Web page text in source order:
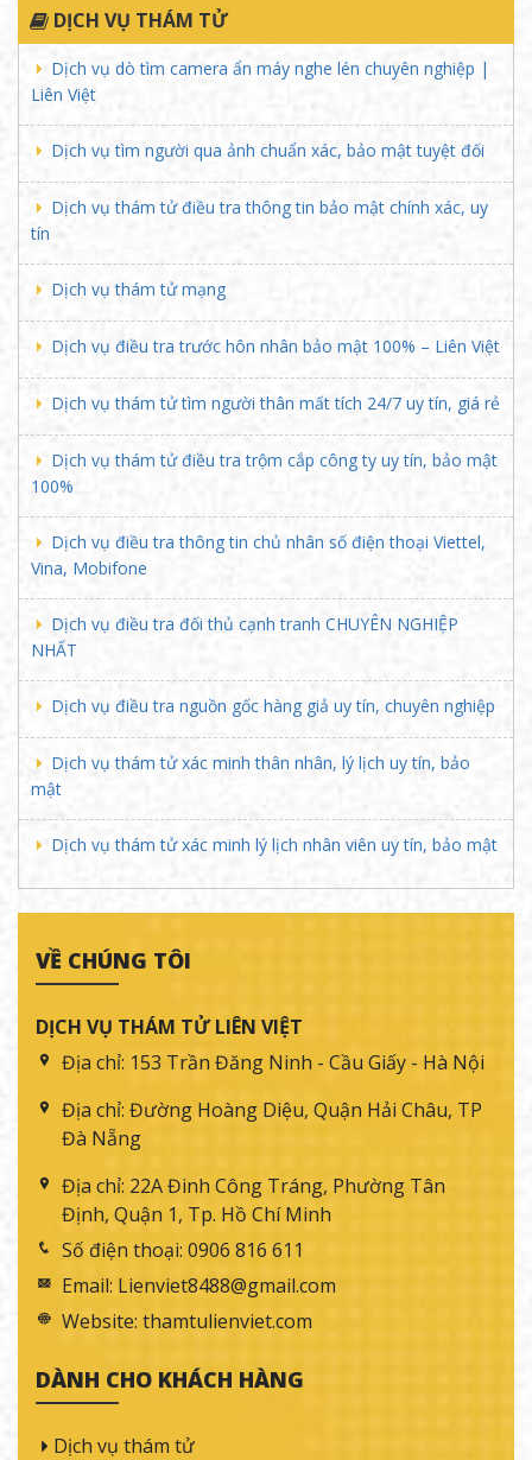
liệu hoặc file ghi âm giúp khách hàng giải tỏa sự hoài
nghi và có cơ sở vững chắc để đưa ra các quyết định
quan trọng. Trong quá trình cung cấp dịch vụ, mọi hoạt
động thu thập thông tin và bằng chứng đều cần tuân
thủnguyên tắc không xâm phạm quyền riêng tưvà
đời sống cá nhâncủa các bên liên quan.
Bản chất và vai trò của thám tử tư chuyên
nghiệp
đơn thuần là những người đi "theo dõi ngoại tình".
chuyên nghiệprộng lớn và phức tạp hơn rất nhiều:
Chuyên gia thu thập và phân tích thông tin:Họ
không chỉ quan sát mà còn biết cách chắt lọc
thông tin từ nhiều nguồn khác nhau, xâu chuỗi
các dữ kiện rời rạc thành mộtbức tranh toàn
cảnh logic và chính xác
giúp khách hànghiểu rõ bản chất sự việc, giảm
những phán đoán cảm tính và có thêm căn cứ để
đưa raquyết định phù hợp
Hành động trong "bóng tối" để bảo vệ ánh
sáng sự thật:Mọi hoạt động nghiệp vụ đều được
tiến hành một cách bí mật, ngụy trang phù hợp để
hạn chế ảnh hưởng đến quá trình
thu thập
thông tin
, từ đó ghi nhận được những phản ứng
và hành động khách quan phục vụ việc xác minh.
Người bảo vệ lợi ích và tâm lý khách hàng:
giúp khách hàng tránh được nhữngrủi rokhi tự
mình điều tra, đồng thời giảm bớt
áp lực tâm lý
khi phải sống trong nghi ngờ nhờ có thêmdữ liệu
và bằng chứngđể đánh giá tình huống một cách
khách quan.
Hiểu rõ bản chất, mục tiêu vàphạm vi áp dụng
dịch vụ thám tử sẽ giúp người đọc dễ phân biệt giữa
các nhóm dịch vụ điều tra khác nhau, từ đó thuận lợi
hơn khi tìm hiểu cácloại dịch vụ thám tử phổ biến
Nhu cầu thuê dịch vụ thám tử tại Hà Nội
DỊCH VỤ THÁM TỬ
Dịch vụ dò tìm camera ẩn máy nghe lén chuyên nghiệp |
Liên Việt
Dịch vụ tìm người qua ảnh chuẩn xác, bảo mật tuyệt đối
Dịch vụ thám tử điều tra thông tin bảo mật chính xác, uy
tín
Dịch vụ thám tử mạng
Dịch vụ điều tra trước hôn nhân bảo mật 100% – Liên Việt
Dịch vụ thám tử tìm người thân mất tích 24/7 uy tín, giá rẻ
Dịch vụ thám tử điều tra trộm cắp công ty uy tín, bảo mật
100%
Dịch vụ điều tra thông tin chủ nhân số điện thoại Viettel,
Vina, Mobifone
Dịch vụ điều tra đối thủ cạnh tranh CHUYÊN NGHIỆP
NHẤT
Dịch vụ điều tra nguồn gốc hàng giả uy tín, chuyên nghiệp
Dịch vụ thám tử xác minh thân nhân, lý lịch uy tín, bảo
mật
Dịch vụ thám tử xác minh lý lịch nhân viên uy tín, bảo mật
VỀ CHÚNG TÔI
DỊCH VỤ THÁM TỬ LIÊN VIỆT
Địa chỉ: 153 Trần Đăng Ninh - Cầu Giấy - Hà Nội
Địa chỉ: Đường Hoàng Diệu, Quận Hải Châu, TP
Đà Nẵng
Địa chỉ: 22A Đinh Công Tráng, Phường Tân
Định, Quận 1, Tp. Hồ Chí Minh
Số điện thoại: 0906 816 611
Email: Lienviet8488@gmail.com
Website: thamtulienviet.com
DÀNH CHO KHÁCH HÀNG
Dịch vụ thám tử